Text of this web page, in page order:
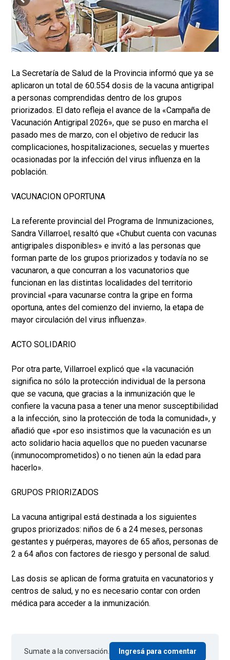
La Secretaría de Salud de la Provincia informó que ya se
aplicaron un total de 60.554 dosis de la vacuna antigripal
a personas comprendidas dentro de los grupos
priorizados. El dato refleja el avance de la «Campaña de
Vacunación Antigripal 2026», que se puso en marcha el
pasado mes de marzo, con el objetivo de reducir las
complicaciones, hospitalizaciones, secuelas y muertes
ocasionadas por la infección del virus influenza en la
población.
VACUNACION OPORTUNA
La referente provincial del Programa de Inmunizaciones,
Sandra Villarroel, resaltó que «Chubut cuenta con vacunas
antigripales disponibles» e invitó a las personas que
forman parte de los grupos priorizados y todavía no se
vacunaron, a que concurran a los vacunatorios que
funcionan en las distintas localidades del territorio
provincial «para vacunarse contra la gripe en forma
oportuna, antes del comienzo del invierno, la etapa de
mayor circulación del virus influenza».
ACTO SOLIDARIO
Por otra parte, Villarroel explicó que «la vacunación
significa no sólo la protección individual de la persona
que se vacuna, que gracias a la inmunización que le
confiere la vacuna pasa a tener una menor susceptibilidad
a la infección, sino la protección de toda la comunidad», y
añadió que «por eso insistimos que la vacunación es un
acto solidario hacia aquellos que no pueden vacunarse
(inmunocomprometidos) o no tienen aún la edad para
hacerlo».
GRUPOS PRIORIZADOS
La vacuna antigripal está destinada a los siguientes
grupos priorizados: niños de 6 a 24 meses, personas
gestantes y puérperas, mayores de 65 años, personas de
2 a 64 años con factores de riesgo y personal de salud.
Las dosis se aplican de forma gratuita en vacunatorios y
centros de salud, y no es necesario contar con orden
médica para acceder a la inmunización.
Sumate a la conversación. Ingresá para comentar